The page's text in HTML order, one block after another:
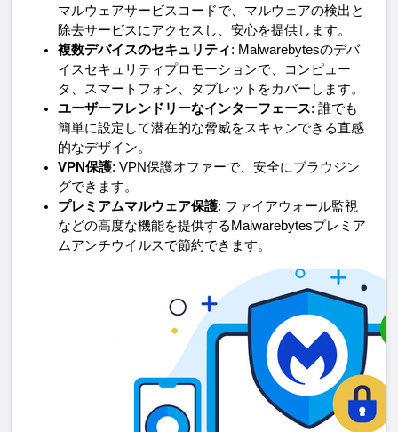
マルウェアサービスコードで、マルウェアの検出と
除去サービスにアクセスし、安心を提供します。
複数デバイスのセキュリティ: Malwarebytesのデバ
イスセキュリティプロモーションで、コンピュー
タ、スマートフォン、タブレットをカバーします。
ユーザーフレンドリーなインターフェース: 誰でも
簡単に設定して潜在的な脅威をスキャンできる直感
的なデザイン。
VPN保護: VPN保護オファーで、安全にブラウジン
グできます。
プレミアムマルウェア保護: ファイアウォール監視
などの高度な機能を提供するMalwarebytesプレミア
ムアンチウイルスで節約できます。